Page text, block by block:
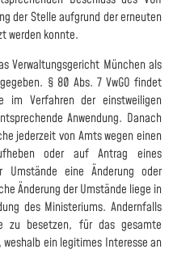
der Stelle aufgrund der erneuten
werden konnte.
Verwaltungsgericht München als
§ 80 Abs. 7 VwGO findet
im Verfahren der einstweiligen
Anwendung. Danach
jederzeit von Amts wegen einen
oder auf Antrag eines
Umstände eine Änderung oder
Änderung der Umstände liege in
des Ministeriums. Andernfalls
zu besetzen, für das gesamte
ein legitimes Interesse an